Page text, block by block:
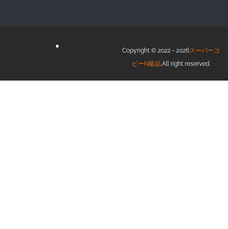
Copyright © 2022 - 2026スーパーコ
ピーN級品.All right reserved.